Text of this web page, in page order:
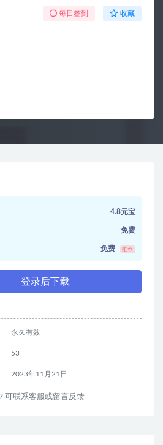
每日签到 收藏
4.8元宝
免费
免费 推荐
登录后下载
永久有效
53
2023年11月21日
可联系客服或留言反馈